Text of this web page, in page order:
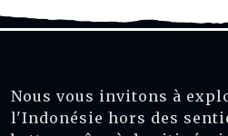
Nous vous invitons à
l'Indonésie hors des